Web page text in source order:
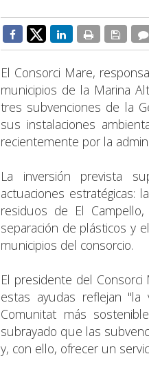
El Consorci Mare,
municipios de la Marina
tres subvenciones de la
sus instalaciones
recientemente por la
La inversión prevista
actuaciones estratégicas:
residuos de El
separación de plásticos y
municipios del consorcio.
El presidente del Consorci
estas ayudas reflejan
Comunitat más
subrayado que las
y, con ello, ofrecer un